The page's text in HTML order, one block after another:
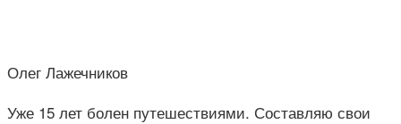
Олег Лажечников
Уже 15 лет болен путешествиями. Составляю свои